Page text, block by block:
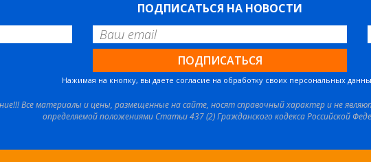
ПОДПИСАТЬСЯ НА НОВОСТИ
Нажимая на кнопку, вы даете согласие на обработку своих персональных
Все материалы и цены, размещенные на сайте, носят справочный характер и не
определяемой положениями Статьи 437 (2) Гражданского кодекса Российской